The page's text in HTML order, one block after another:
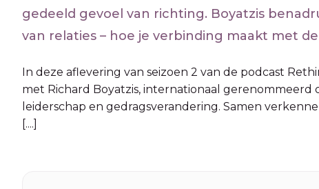
gedeeld gevoel van richting. Boyatzis
van relaties – hoe je verbinding maakt met
In deze aflevering van seizoen 2 van de podcast
met Richard Boyatzis, internationaal
leiderschap en gedragsverandering. Samen
[....]